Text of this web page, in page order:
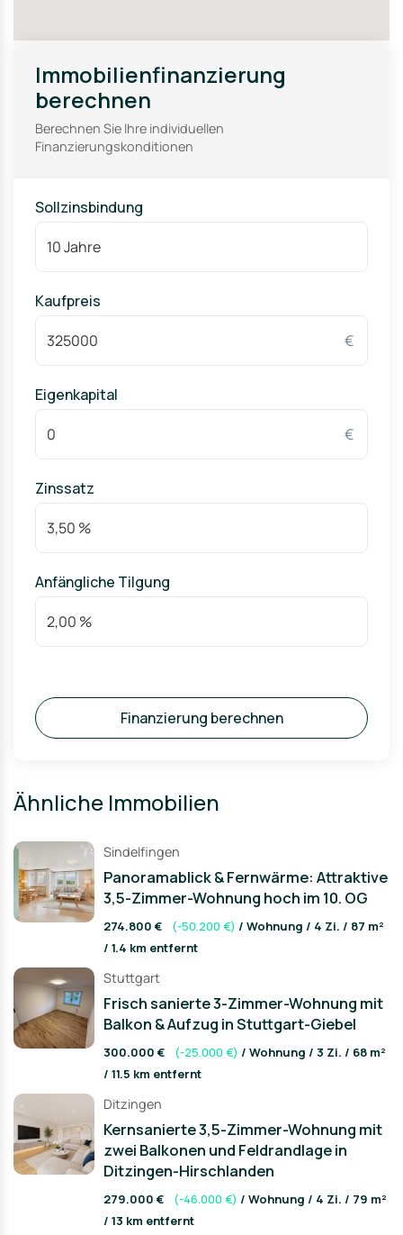
Immobilienfinanzierung
berechnen
Berechnen Sie Ihre individuellen
Finanzierungskonditionen
Sollzinsbindung
Kaufpreis
€
Eigenkapital
€
Zinssatz
Anfängliche Tilgung
Finanzierung berechnen
Ähnliche Immobilien
Sindelfingen
Panoramablick & Fernwärme: Attraktive
3,5-Zimmer-Wohnung hoch im 10. OG
274.800 € (-50.200 €) / Wohnung / 4 Zi. / 87 m²
/ 1.4 km entfernt
Stuttgart
Frisch sanierte 3-Zimmer-Wohnung mit
Balkon & Aufzug in Stuttgart-Giebel
300.000 € (-25.000 €) / Wohnung / 3 Zi. / 68 m²
/ 11.5 km entfernt
Ditzingen
Kernsanierte 3,5-Zimmer-Wohnung mit
zwei Balkonen und Feldrandlage in
Ditzingen-Hirschlanden
279.000 € (-46.000 €) / Wohnung / 4 Zi. / 79 m²
/ 13 km entfernt